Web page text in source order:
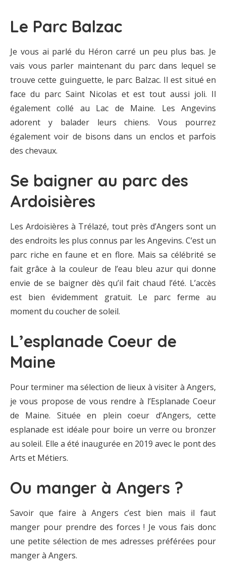
Le Parc Balzac
Je vous ai parlé du Héron carré un peu plus bas. Je
vais vous parler maintenant du parc dans lequel se
trouve cette guinguette, le parc Balzac. Il est situé en
face du parc Saint Nicolas et est tout aussi joli. Il
également collé au Lac de Maine. Les Angevins
adorent y balader leurs chiens. Vous pourrez
également voir de bisons dans un enclos et parfois
des chevaux.
Se baigner au parc des
Ardoisières
Les Ardoisières à Trélazé, tout près d’Angers sont un
des endroits les plus connus par les Angevins. C’est un
parc riche en faune et en flore. Mais sa célébrité se
fait grâce à la couleur de l’eau bleu azur qui donne
envie de se baigner dès qu’il fait chaud l’été. L’accès
est bien évidemment gratuit. Le parc ferme au
moment du coucher de soleil.
L’esplanade Coeur de
Maine
Pour terminer ma sélection de lieux à visiter à Angers,
je vous propose de vous rendre à l’Esplanade Coeur
de Maine. Située en plein coeur d’Angers, cette
esplanade est idéale pour boire un verre ou bronzer
au soleil. Elle a été inaugurée en 2019 avec le pont des
Arts et Métiers.
Ou manger à Angers ?
Savoir que faire à Angers c’est bien mais il faut
manger pour prendre des forces ! Je vous fais donc
une petite sélection de mes adresses préférées pour
manger à Angers.